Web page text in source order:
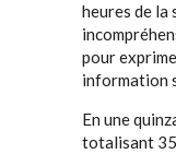
heures de la
pour
information
En une
totalisant